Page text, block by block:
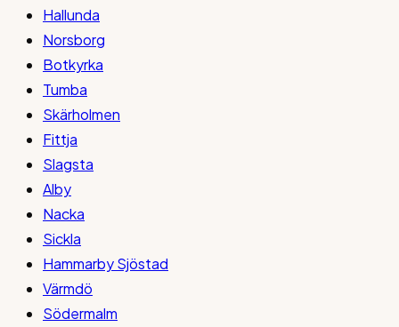
Hallunda
Norsborg
Botkyrka
Tumba
Skärholmen
Fittja
Slagsta
Alby
Nacka
Sickla
Hammarby Sjöstad
Värmdö
Södermalm